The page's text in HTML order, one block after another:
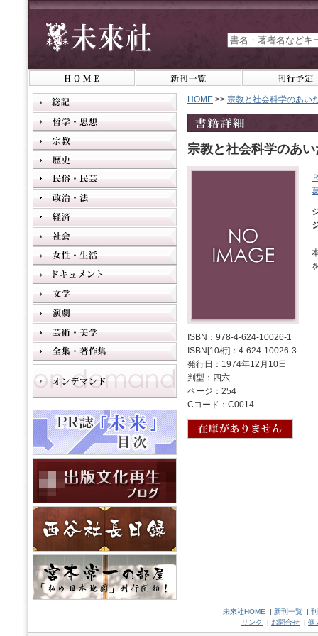
HOME >> 宗教と社会科学のあい
宗教と社会科学のあい
ISBN：978-4-624-10026-1
ISBN[10桁]：4-624-10026-3
発行日：1974年12月10日
判型：四六
ページ：254
Cコード：C0014
未來社HOME | 新刊一覧 |
リンク
| お問合せ | 個